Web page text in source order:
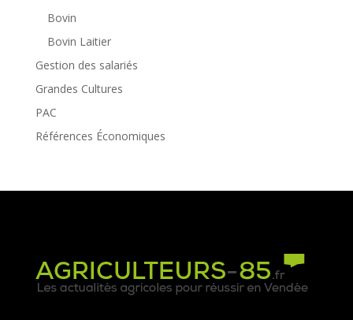
Bovin
Bovin Laitier
Gestion des salariés
Grandes Cultures
PAC
Références Économiques